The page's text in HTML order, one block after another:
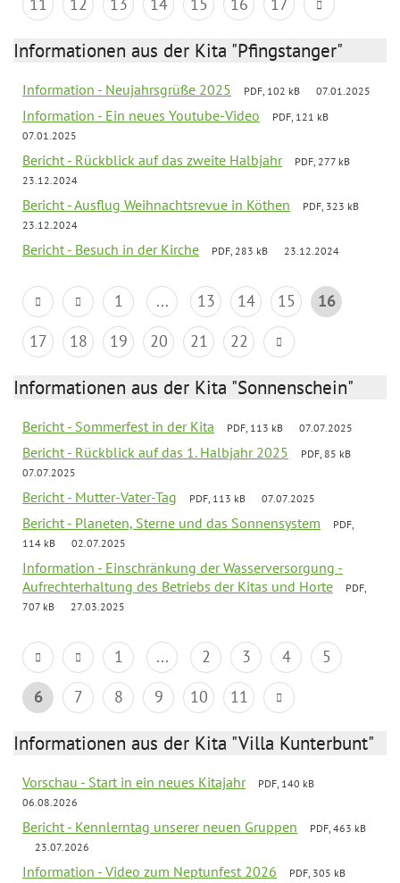
Informationen aus der Kita "Pfingstanger"
Information - Neujahrsgrüße 2025 PDF, 102 kB 07.01.2025
Information - Ein neues Youtube-Video
PDF, 121 kB
07.01.2025
Bericht - Rückblick auf das zweite Halbjahr
PDF, 277 kB
23.12.2024
Bericht - Ausflug Weihnachtsrevue in Köthen
PDF, 323 kB
23.12.2024
Bericht - Besuch in der Kirche PDF, 283 kB 23.12.2024
1 ... 13 14 15
16
17
18 19 20 21 22
Informationen aus der Kita "Sonnenschein"
Bericht - Sommerfest in der Kita PDF, 113 kB 07.07.2025
Bericht - Rückblick auf das 1. Halbjahr 2025
PDF, 85 kB
07.07.2025
Bericht - Mutter-Vater-Tag PDF, 113 kB 07.07.2025
Bericht - Planeten, Sterne und das Sonnensystem
PDF,
114 kB
02.07.2025
Information - Einschränkung der Wasserversorgung -
Aufrechterhaltung des Betriebs der Kitas und Horte
PDF,
707 kB
27.03.2025
1 ... 2 3 4
5
6
7 8 9 10 11
Informationen aus der Kita "Villa Kunterbunt"
Vorschau - Start in ein neues Kitajahr
PDF, 140 kB
06.08.2026
Bericht - Kennlerntag unserer neuen Gruppen
PDF, 463 kB
23.07.2026
Information - Video zum Neptunfest 2026 PDF, 305 kB